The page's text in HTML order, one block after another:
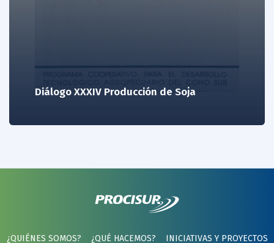
Diálogo XXXIV Producción de Soja
¿QUIÉNES SOMOS? ¿QUÉ HACEMOS? INICIATIVAS Y PROYECTOS